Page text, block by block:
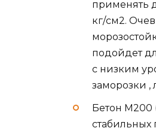
применять
кг/см2.
подойдет
с низким
заморозки ,
Бетон М200
стабильных